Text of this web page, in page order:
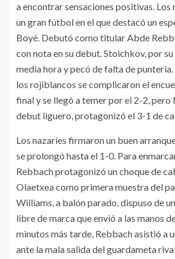
a encontrar sensaciones positivas.
un gran fútbol en el que destacó un
Boyé. Debutó como titular Abde
con nota en su debut. Stoichkov, por
media hora y pecó de falta de
los rojiblancos se complicaron el
final y se llegó a temer por el 2-2, pero
debut liguero, protagonizó el 3-1 de
Los nazaríes firmaron un buen
se prolongó hasta el 1-0. Para
Rebbach protagonizó un choque de
Olaetxea como primera muestra del
Williams, a balón parado, dispuso de
libre de marca que envió a las manos
minutos más tarde, Rebbach asistió a
ante la mala salida del guardameta